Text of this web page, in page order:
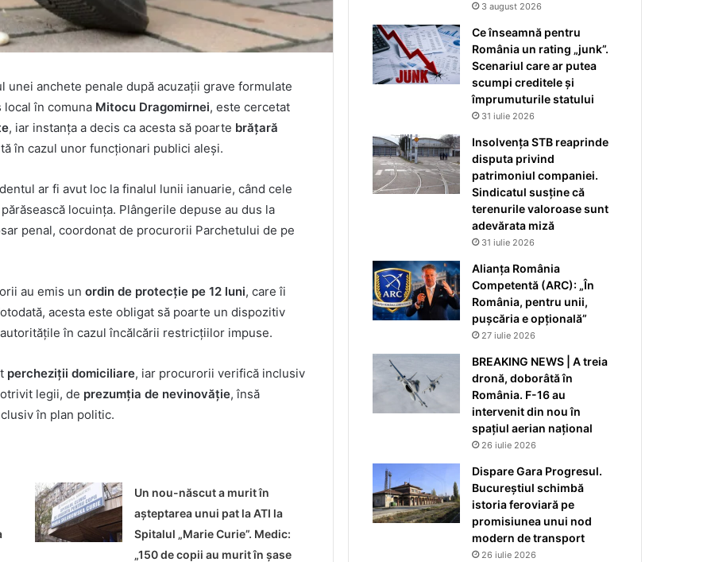
unei anchete penale după acuzații grave formulate
local în comuna Mitocu Dragomirnei, este cercetat
, iar instanța a decis ca acesta să poarte brățară
în cazul unor funcționari publici aleși.
ar fi avut loc la finalul lunii ianuarie, când cele
locuința. Plângerile depuse au dus la
penal, coordonat de procurorii Parchetului de pe
au emis un ordin de protecție pe 12 luni, care îi
acesta este obligat să poarte un dispozitiv
în cazul încălcării restricțiilor impuse.
percheziții domiciliare, iar procurorii verifică inclusiv
legii, de prezumția de nevinovăție, însă
în plan politic.
Un nou-născut a murit în
așteptarea unui pat la ATI la
Spitalul „Marie Curie”. Medic:
„150 de copii au murit în șase
3 august 2026
Ce înseamnă pentru
România un rating „junk”.
Scenariul care ar putea
scumpi creditele și
împrumuturile statului
31 iulie 2026
Insolvența STB reaprinde
disputa privind
patrimoniul companiei.
Sindicatul susține că
terenurile valoroase sunt
adevărata miză
31 iulie 2026
Alianța România
Competentă (ARC): „În
România, pentru unii,
pușcăria e opțională”
27 iulie 2026
BREAKING NEWS | A treia
dronă, doborâtă în
România. F-16 au
intervenit din nou în
spațiul aerian național
26 iulie 2026
Dispare Gara Progresul.
Bucureștiul schimbă
istoria feroviară pe
promisiunea unui nod
modern de transport
26 iulie 2026